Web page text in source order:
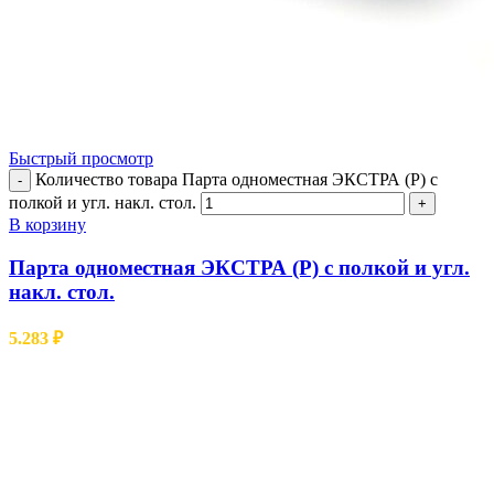
Быстрый просмотр
-
Количество товара Парта одноместная ЭКСТРА (Р) с
полкой и угл. накл. стол.
+
В корзину
Парта одноместная ЭКСТРА (Р) с полкой и угл.
накл. стол.
5.283 ₽